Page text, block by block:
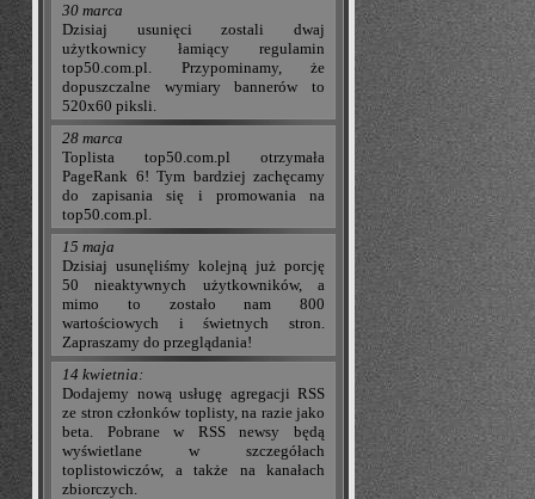
30 marca
Dzisiaj usunięci zostali dwaj
użytkownicy łamiący regulamin
top50.com.pl. Przypominamy, że
dopuszczalne wymiary bannerów to
520x60 piksli.
28 marca
Toplista top50.com.pl otrzymała
PageRank 6! Tym bardziej zachęcamy
do zapisania się i promowania na
top50.com.pl.
15 maja
Dzisiaj usunęliśmy kolejną już porcję
50 nieaktywnych użytkowników, a
mimo to zostało nam 800
wartościowych i świetnych stron.
Zapraszamy do przeglądania!
14 kwietnia:
Dodajemy nową usługę agregacji RSS
ze stron członków toplisty, na razie jako
beta. Pobrane w RSS newsy będą
wyświetlane w szczegółach
toplistowiczów, a także na kanałach
zbiorczych.